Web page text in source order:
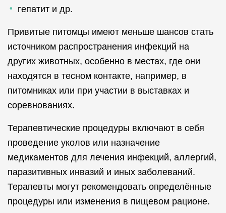
Лечение лягушек
Лечение хорьков Лечение поросят
Лечение пауков Лечение овец
Лечение лис Лечение коз
гепатит и др.
Привитые питомцы имеют меньше шансов стать
источником распространения инфекций на
других животных, особенно в местах, где они
находятся в тесном контакте, например, в
питомниках или при участии в выставках и
соревнованиях.
Терапевтические процедуры включают в себя
проведение уколов или назначение
медикаментов для лечения инфекций, аллергий,
паразитивных инвазий и иных заболеваний.
Терапевты могут рекомендовать определённые
процедуры или изменения в пищевом рационе.